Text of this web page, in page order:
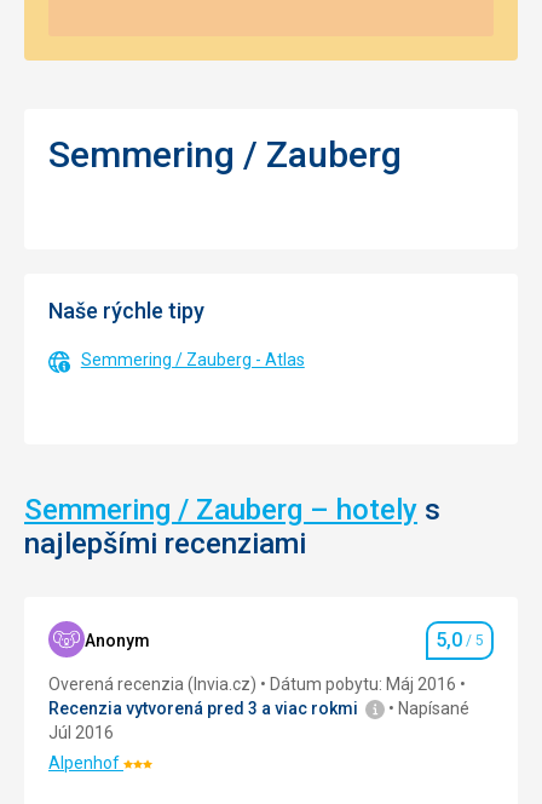
Semmering / Zauberg
Naše rýchle tipy
Semmering / Zauberg - Atlas
Semmering / Zauberg – hotely s
najlepšími recenziami
Anonym Hodnotenie
5,0 / 5
Overená recenzia (Invia.cz)
Dátum pobytu: Máj 2016
Recenzia vytvorená pred 3 a viac rokmi
Napísané
Júl 2016
AlpenhofHodnotenie: